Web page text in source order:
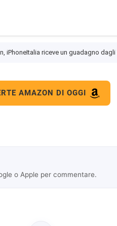
iPhoneItalia riceve un guadagno
AMAZON DI OGGI
o Apple per commentare.